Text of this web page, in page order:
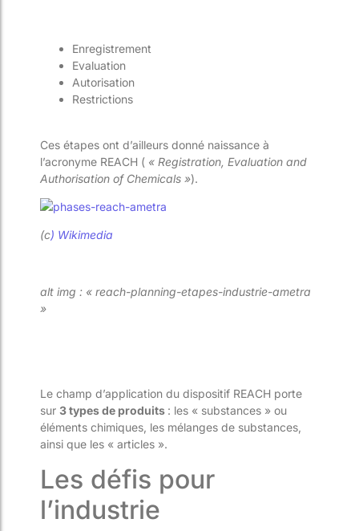
Enregistrement
Evaluation
Autorisation
Restrictions
Ces étapes ont d’ailleurs donné naissance à
l’acronyme REACH ( « Registration, Evaluation and
Authorisation of Chemicals »).
(c) Wikimedia
alt img : « reach-planning-etapes-industrie-ametra
»
Le champ d’application du dispositif REACH porte
sur 3 types de produits : les « substances » ou
éléments chimiques, les mélanges de substances,
ainsi que les « articles ».
Les défis pour
l’industrie